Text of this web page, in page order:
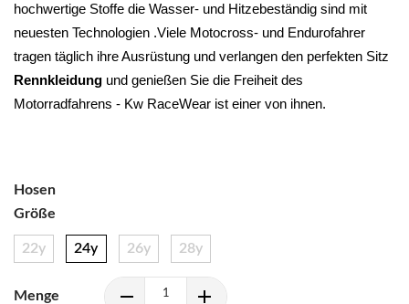
hochwertige Stoffe die Wasser- und Hitzebeständig sind mit
neuesten Technologien .Viele Motocross- und Endurofahrer
Rennkleidung und genießen Sie die Freiheit des
Motorradfahrens - Kw RaceWear ist einer von ihnen.
Hosen
Größe
22y 24y 26y 28y
Menge